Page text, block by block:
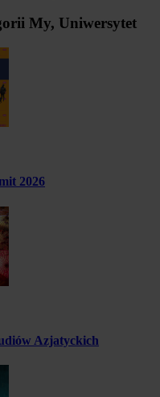
My, Uniwersytet
2026
Azjatyckich